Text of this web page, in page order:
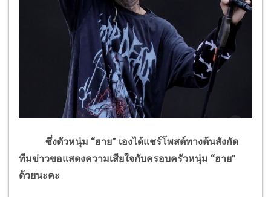
ซึ่งตัวหนุ่ม “ฮาย” เองได้แชร์โพสต์ทางต้นสังกัด
ทีมข่าวขอแสดงความเสียใจกับครอบครัวหนุ่ม “ฮาย”
ด้วยนะคะ